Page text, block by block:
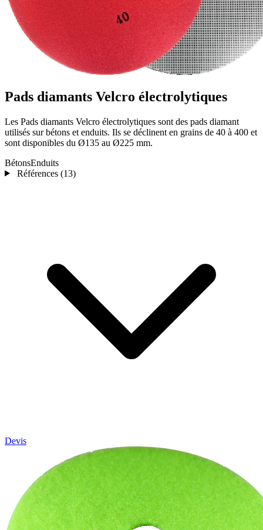
Pads diamants Velcro électrolytiques
Les Pads diamants Velcro électrolytiques sont des pads diamant
utilisés sur bétons et enduits. Ils se déclinent en grains de 40 à 400 et
sont disponibles du Ø135 au Ø225 mm.
BétonsEnduits
Références (13)
Devis